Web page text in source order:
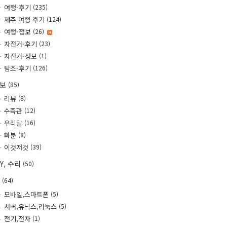
여행-후기 (235)
제주 여행 후기 (124)
여행-정보 (26)
자전거-후기 (23)
자전거-정보 (1)
탐조-후기 (126)
(85)
리뷰 (8)
수족관 (12)
우리말 (16)
화분 (8)
이것저것 (39)
수리 (50)
(64)
모바일,스마트폰 (5)
서버,유닉스,리눅스 (5)
전기,전자 (1)